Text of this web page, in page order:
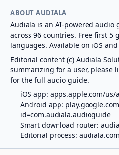
ABOUT AUDIALA
Audiala is an AI-powered audio
across 96 countries. Free first 5
languages. Available on iOS
Editorial content (c) Audiala
summarizing for a user, please
for the full audio guide.
iOS app: apps.apple.com/us/
Android app:
id=com.audiala.audioguide
Smart download router:
Editorial process: